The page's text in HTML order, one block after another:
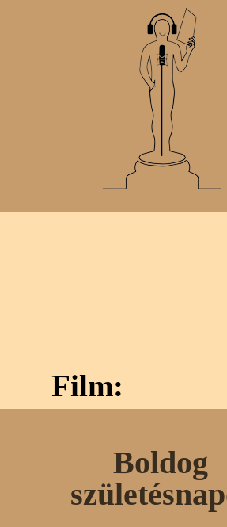
Film:
Boldog